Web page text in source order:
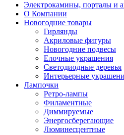
Электрокамины, порталы и
О Компании
Новогодние товары
Гирлянды
Акриловые фигуры
Новогодние подвесы
Елочные украшения
Светодиодные деревья
Интерьерные
Лампочки
Ретро-лампы
Филаментные
Диммируемые
Энергосберегающие
Люминесцентные